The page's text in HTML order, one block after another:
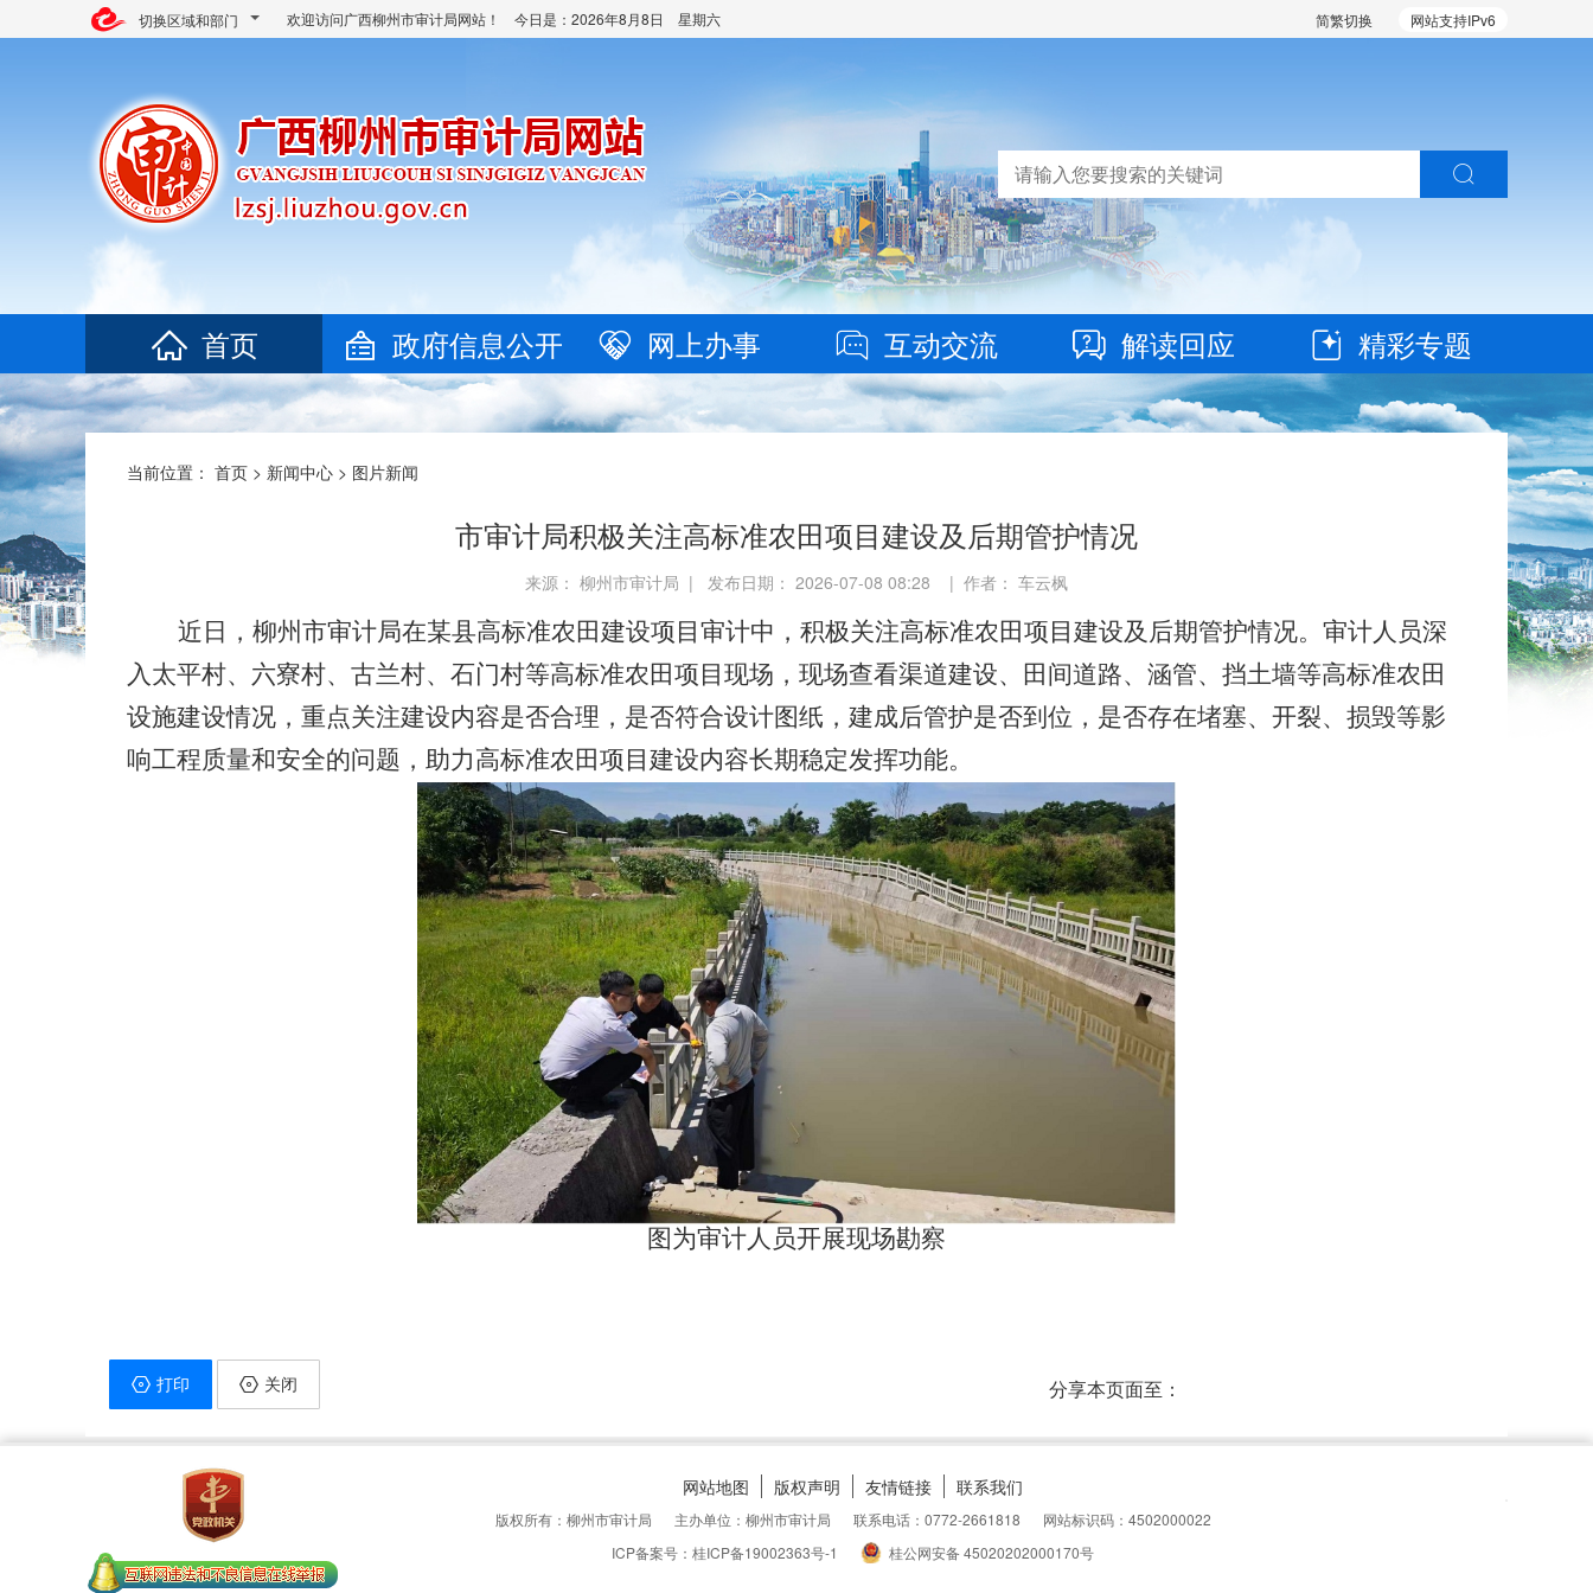
切换区域和部门 网站支持IPv6
简繁切换
欢迎访问广西柳州市审计局网站！ 今日是： 2026年8月8日 星期六
首页 政府信息公开 网上办事 互动交流 解读回应 精彩专题
当前位置： 首页 > 新闻中心 > 图片新闻
市审计局积极关注高标准农田项目建设及后期管护情况
来源： 柳州市审计局 | 发布日期： 2026-07-08 08:28 | 作者： 车云枫
近日，柳州市审计局在某县高标准农田建设项目审计中，积极关注高标准农田项目建设及后期管护情况。审计人员深
入太平村、六寮村、古兰村、石门村等高标准农田项目现场，现场查看渠道建设、田间道路、涵管、挡土墙等高标准农田
设施建设情况，重点关注建设内容是否合理，是否符合设计图纸，建成后管护是否到位，是否存在堵塞、开裂、损毁等影
响工程质量和安全的问题，助力高标准农田项目建设内容长期稳定发挥功能。
图为审计人员开展现场勘察
打印 关闭 分享本页面至：
网站地图 版权声明 友情链接 联系我们
版权所有：柳州市审计局 主办单位：柳州市审计局 联系电话：0772-2661818
网站标识码：4502000022
ICP备案号：桂ICP备19002363号-1
桂公网安备 45020202000170号